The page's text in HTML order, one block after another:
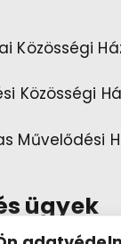
Közösségi
Közösségi
Művelődési
ügyek